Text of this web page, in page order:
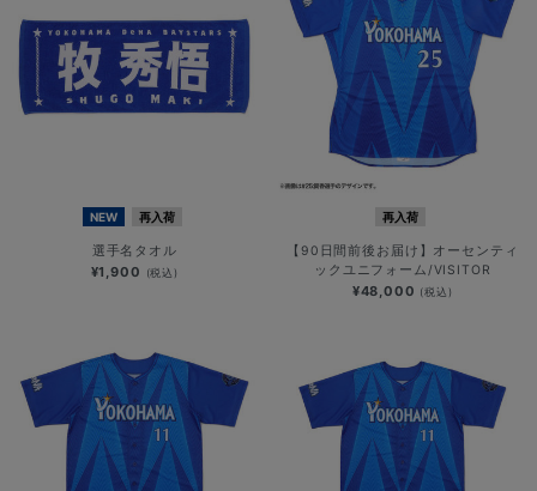
NEW 再入荷
選手名タオル
¥1,900 (税込)
再入荷
【90日間前後お届け】オーセンティ
ックユニフォーム/VISITOR
¥48,000 (税込)